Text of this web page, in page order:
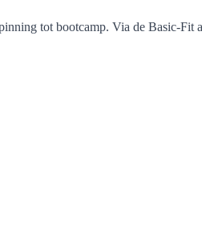
tot bootcamp. Via de Basic-